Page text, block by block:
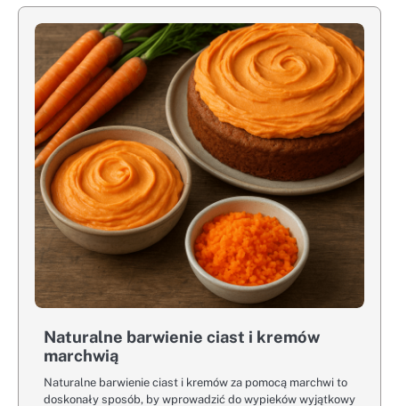
Naturalne barwienie ciast i kremów
marchwią
Naturalne barwienie ciast i kremów za pomocą marchwi to
doskonały sposób, by wprowadzić do wypieków wyjątkowy